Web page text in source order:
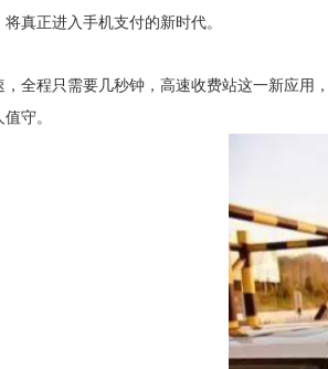
真正进入手机支付的新时代。
程只需要几秒钟，高速收费站这一新应用，
守。